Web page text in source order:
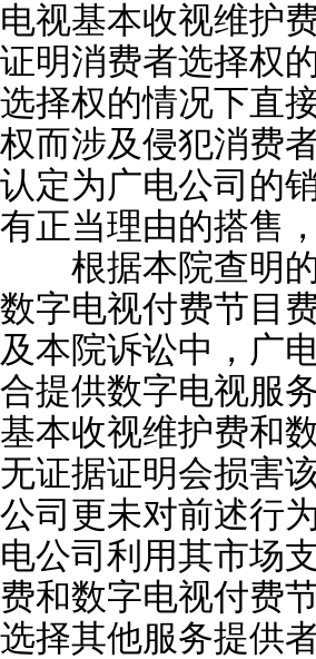
电视基本收视维护
证明消费者选择权
选择权的情况下直
权而涉及侵犯消费
认定为广电公司的
有正当理由的搭售
根据本院查明的
数字电视付费节目
及本院诉讼中，广
合提供数字电视服
基本收视维护费和
无证据证明会损害
公司更未对前述行
电公司利用其市场
费和数字电视付费
选择其他服务提供